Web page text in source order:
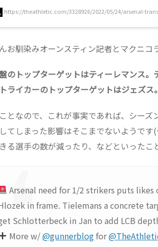
https://theathletic.com/3328926/2022/05/24/arsenal-
お馴染みオーンスティン記者とマクニ
のトップターゲットはティーレマンス
ライカーのトップターゲットはジェズ
となので、これが事実であれば、シー
てしまった影響はそこまでないようで
る選手の数が減ったり、などといったこ
Arsenal need for 1/2 strikers puts likes
in frame. Tielemans a concrete
Schlotterbeck in Jan to add LCB
More w/@gunnerblogfor